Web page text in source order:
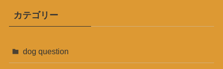
カテゴリー
dog question